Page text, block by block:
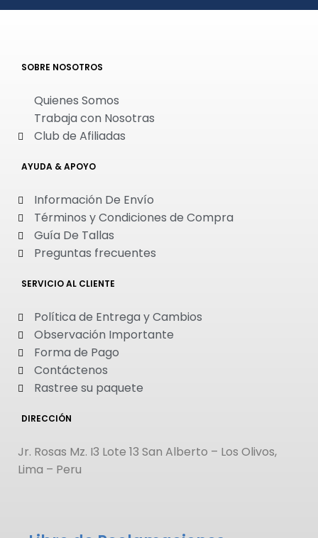
SOBRE NOSOTROS
Quienes Somos
Trabaja con Nosotras
Club de Afiliadas
AYUDA & APOYO
Información De Envío
Términos y Condiciones de Compra
Guía De Tallas
Preguntas frecuentes
SERVICIO AL CLIENTE
Política de Entrega y Cambios
Observación Importante
Forma de Pago
Contáctenos
Rastree su paquete
DIRECCIÓN
Jr. Rosas Mz. I3 Lote 13 San Alberto – Los Olivos,
Lima – Peru